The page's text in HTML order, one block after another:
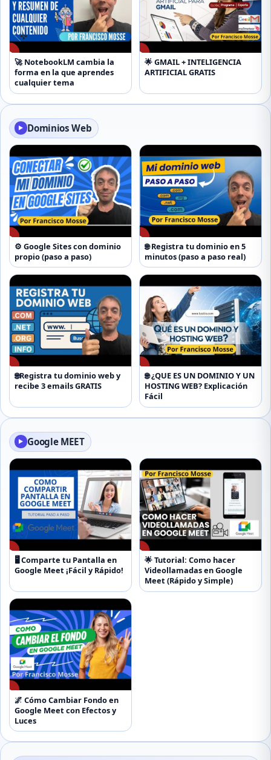
▶
🚀 NotebookLM cambia la
forma en la que aprendes
cualquier tema
▶
🌟 GMAIL + INTELIGENCIA
ARTIFICIAL GRATIS
▶ Dominios Web
▶
⚙️ Google Sites con dominio
propio (paso a paso)
▶
🌐 Registra tu dominio en 5
minutos (paso a paso real)
▶
🌐Registra tu dominio web y
recibe 3 emails GRATIS
▶
🌐 ¿QUE ES UN DOMINIO Y UN
HOSTING WEB? Explicación
Fácil
▶ Google MEET
▶
🖥️ Comparte tu Pantalla en
Google Meet ¡Fácil y Rápido!
▶
🌟 Tutorial: Como hacer
Videollamadas en Google
Meet (Rápido y Simple)
▶
🌌 Cómo Cambiar Fondo en
Google Meet con Efectos y
Luces